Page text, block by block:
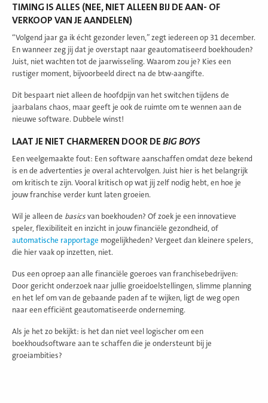
TIMING IS ALLES (NEE, NIET ALLEEN BIJ DE AAN- OF
VERKOOP VAN JE AANDELEN)
“Volgend jaar ga ik écht gezonder leven,” zegt iedereen op 31 december.
En wanneer zeg jij dat je overstapt naar geautomatiseerd boekhouden?
Juist, niet wachten tot de jaarwisseling. Waarom zou je? Kies een
rustiger moment, bijvoorbeeld direct na de btw-aangifte.
Dit bespaart niet alleen de hoofdpijn van het switchen tijdens de
jaarbalans chaos, maar geeft je ook de ruimte om te wennen aan de
nieuwe software. Dubbele winst!
LAAT JE NIET CHARMEREN DOOR DE BIG BOYS
Een veelgemaakte fout: Een software aanschaffen omdat deze bekend
is en de advertenties je overal achtervolgen. Juist hier is het belangrijk
om kritisch te zijn. Vooral kritisch op wat jij zelf nodig hebt, en hoe je
jouw franchise verder kunt laten groeien.
Wil je alleen de basics van boekhouden? Of zoek je een innovatieve
speler, flexibiliteit en inzicht in jouw financiële gezondheid, of
automatische rapportage mogelijkheden? Vergeet dan kleinere spelers,
die hier vaak op inzetten, niet.
Dus een oproep aan alle financiële goeroes van franchisebedrijven:
Door gericht onderzoek naar jullie groeidoelstellingen, slimme planning
en het lef om van de gebaande paden af te wijken, ligt de weg open
naar een efficiënt geautomatiseerde onderneming.
Als je het zo bekijkt: is het dan niet veel logischer om een
boekhoudsoftware aan te schaffen die je ondersteunt bij je
groeiambities?